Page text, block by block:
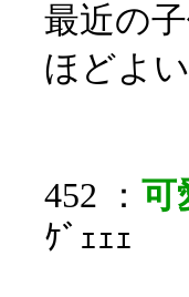
最近の
ほどよ
452 ： 可
ｹﾞｪｪｪ
∧